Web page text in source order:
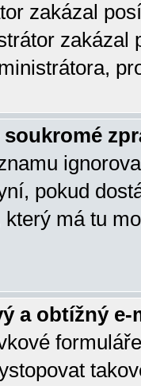
zakázal
zakázal
pokud
má tu
a obtížný